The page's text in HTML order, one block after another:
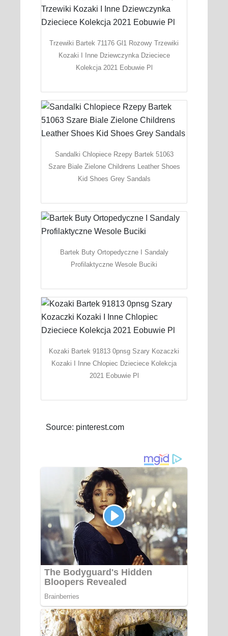
Trzewiki Bartek 71176 Gl1 Rozowy Trzewiki
Kozaki I Inne Dziewczynka Dzieciece
Kolekcja 2021 Eobuwie Pl
Sandalki Chlopiece Rzepy Bartek 51063
Szare Biale Zielone Childrens Leather Shoes
Kid Shoes Grey Sandals
Bartek Buty Ortopedyczne I Sandaly
Profilaktyczne Wesole Buciki
Kozaki Bartek 91813 0pnsg Szary Kozaczki
Kozaki I Inne Chlopiec Dzieciece Kolekcja
2021 Eobuwie Pl
Source: pinterest.com